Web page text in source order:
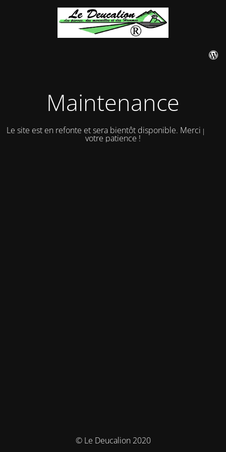
Maintenance
Le site est en refonte et sera bientôt disponible. Merci pour
votre patience !
© Le Deucalion 2020